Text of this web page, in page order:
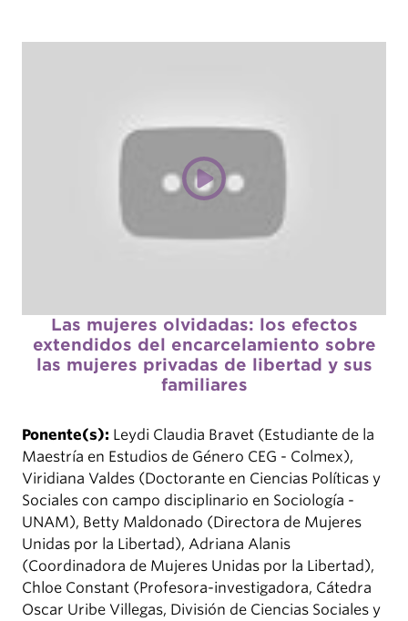
Las mujeres olvidadas: los efectos
extendidos del encarcelamiento sobre
las mujeres privadas de libertad y sus
familiares
Ponente(s): Leydi Claudia Bravet (Estudiante de la
Maestría en Estudios de Género CEG - Colmex),
Viridiana Valdes (Doctorante en Ciencias Políticas y
Sociales con campo disciplinario en Sociología -
UNAM), Betty Maldonado (Directora de Mujeres
Unidas por la Libertad), Adriana Alanis
(Coordinadora de Mujeres Unidas por la Libertad),
Chloe Constant (Profesora-investigadora, Cátedra
Oscar Uribe Villegas, División de Ciencias Sociales y